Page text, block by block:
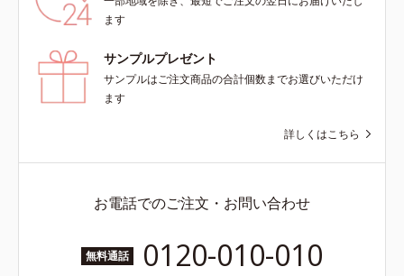
ます
サンプルプレゼント
サンプルはご注文商品の合計個数までお選びいただけ
ます
詳しくはこちら
お電話でのご注文・お問い合わせ
無料通話 0120-010-010